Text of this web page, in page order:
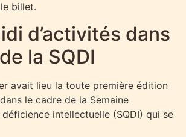
billet.
d’activités dans
la SQDI
avait lieu la toute première édition
le cadre de la Semaine
intellectuelle (SQDI) qui se